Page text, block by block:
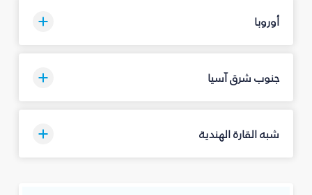
أوروبا
جنوب شرق آسيا
شبه القارة الهندية